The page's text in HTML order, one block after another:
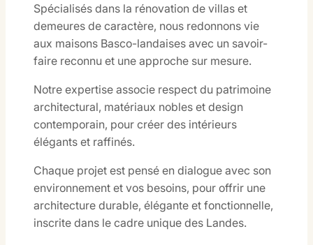
Spécialisés dans la rénovation de villas et
demeures de caractère, nous redonnons vie
aux maisons Basco-landaises avec un savoir-
faire reconnu et une approche sur mesure.
Notre expertise associe respect du patrimoine
architectural, matériaux nobles et design
contemporain, pour créer des intérieurs
élégants et raffinés.
Chaque projet est pensé en dialogue avec son
environnement et vos besoins, pour offrir une
architecture durable, élégante et fonctionnelle,
inscrite dans le cadre unique des Landes.